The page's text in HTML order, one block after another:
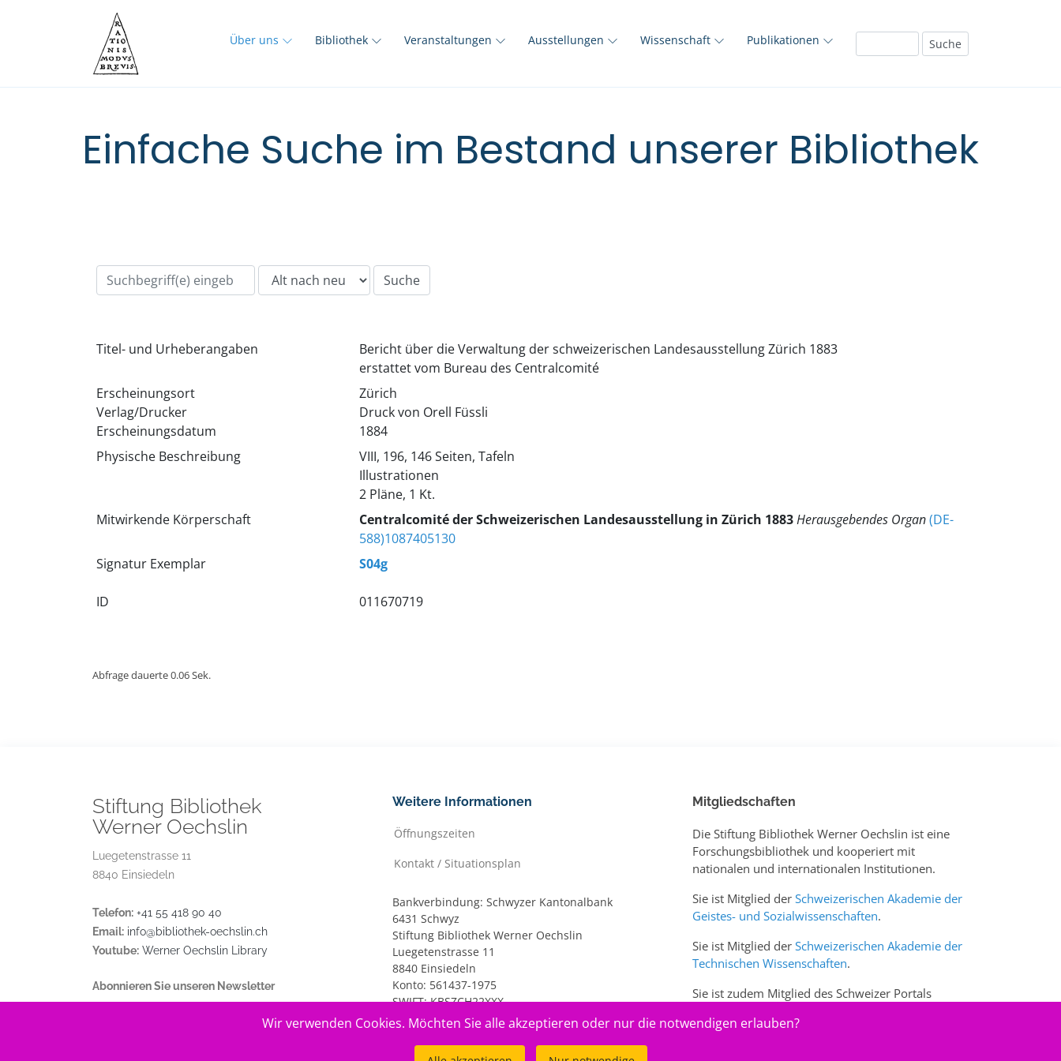
Über uns Bibliothek Veranstaltungen Ausstellungen Wissenschaft Publikationen
Einfache Suche im Bestand unserer Bibliothek
Titel- und Urheberangaben
Bericht über die Verwaltung der schweizerischen Landesausstellung Zürich 1883
erstattet vom Bureau des Centralcomité
Erscheinungsort
Verlag/Drucker
Erscheinungsdatum
Zürich
Druck von Orell Füssli
1884
Physische Beschreibung
VIII, 196, 146 Seiten, Tafeln
Illustrationen
2 Pläne, 1 Kt.
Mitwirkende Körperschaft
Centralcomité der Schweizerischen Landesausstellung in Zürich 1883Herausgebendes Organ(DE-
588)1087405130
Signatur Exemplar
S04g
ID 011670719
Abfrage dauerte 0.06 Sek.
Stiftung Bibliothek
Werner Oechslin
Luegetenstrasse 11
8840 Einsiedeln
Telefon: +41 55 418 90 40
Email: info@bibliothek-oechslin.ch
Youtube: Werner Oechslin Library
Abonnieren Sie unseren Newsletter
Weitere Informationen
Öffnungszeiten
Kontakt / Situationsplan
Bankverbindung: Schwyzer Kantonalbank
6431 Schwyz
Stiftung Bibliothek Werner Oechslin
Luegetenstrasse 11
8840 Einsiedeln
Konto: 561437-1975
SWIFT: KBSZCH22XXX
IBAN: CH20 0077 7005 6143 7197 5
Mitgliedschaften
Die Stiftung Bibliothek Werner Oechslin ist eine
Forschungsbibliothek und kooperiert mit
nationalen und internationalen Institutionen.
Sie ist Mitglied der Schweizerischen Akademie der
Geistes- und Sozialwissenschaften.
Sie ist Mitglied der Schweizerischen Akademie der
Technischen Wissenschaften.
Sie ist zudem Mitglied des Schweizer Portals
Wir verwenden Cookies. Möchten Sie alle akzeptieren oder nur die notwendigen erlauben?